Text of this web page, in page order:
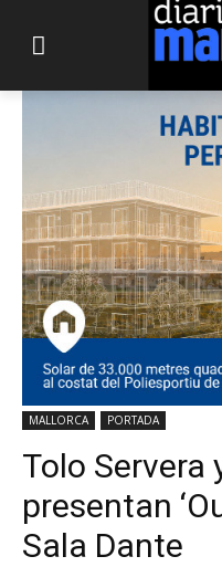
MALLORCA PORTADA
Tolo Servera
presentan
Sala Dante